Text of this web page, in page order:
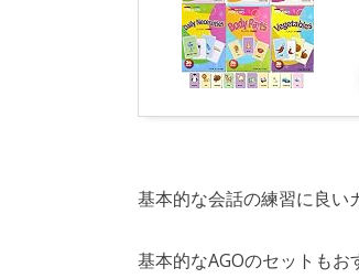
基本的な会話の練習に良い
基本的なAGOのセットもお